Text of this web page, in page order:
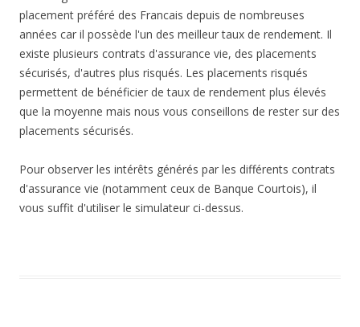
placement préféré des Francais depuis de nombreuses
années car il possède l'un des meilleur taux de rendement. Il
existe plusieurs contrats d'assurance vie, des placements
sécurisés, d'autres plus risqués. Les placements risqués
permettent de bénéficier de taux de rendement plus élevés
que la moyenne mais nous vous conseillons de rester sur des
placements sécurisés.
Pour observer les intérêts générés par les différents contrats
d'assurance vie (notamment ceux de Banque Courtois), il
vous suffit d'utiliser le simulateur ci-dessus.